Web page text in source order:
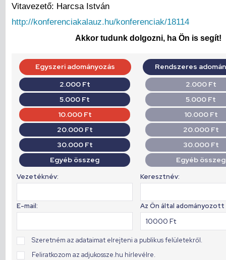
Vitavezető: Harcsa István
http://konferenciakalauz.hu/konferenciak/18114
Akkor tudunk dolgozni, ha Ön is segít!